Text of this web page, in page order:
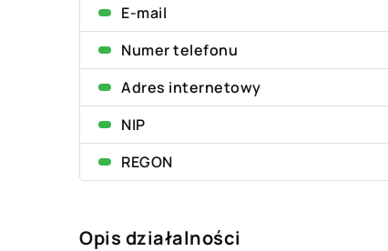
E-mail
Numer telefonu
Adres internetowy
NIP
REGON
Opis działalności